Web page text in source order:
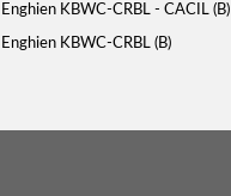
Enghien KBWC-CRBL - CACIL (B)
Enghien KBWC-CRBL (B)